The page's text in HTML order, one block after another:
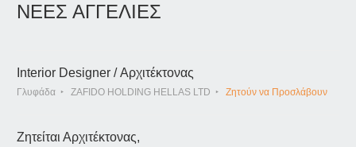
ΝΕΕΣ ΑΓΓΕΛΙΕΣ
Interior Designer / Αρχιτέκτονας
Γλυφάδα ZAFIDO HOLDING HELLAS LTD Ζητούν να Προσλάβουν
Ζητείται Αρχιτέκτονας,